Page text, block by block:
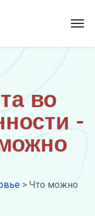
во
-
> Что можно